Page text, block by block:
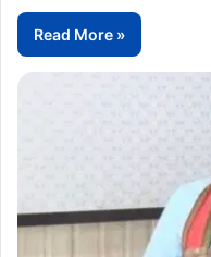
Read More »